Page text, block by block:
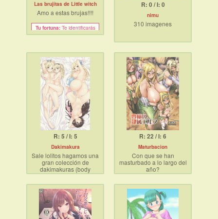
Las brujitas de Little witch
Amo a estas brujas!!!!
Tu fortuna:Te identificarás
con una rola de
R: 0 / I: 0
nimu
310 imagenes
R: 5 / I: 5
Dakimakura
Sale lolitos hagamos una
gran colección de
dakimakuras (body
pillows)
Tu fortuna:Tu waifu se
volverá lesbiana.
R: 22 / I: 6
Maturbacion
Con que se han
masturbado a lo largo del
año?